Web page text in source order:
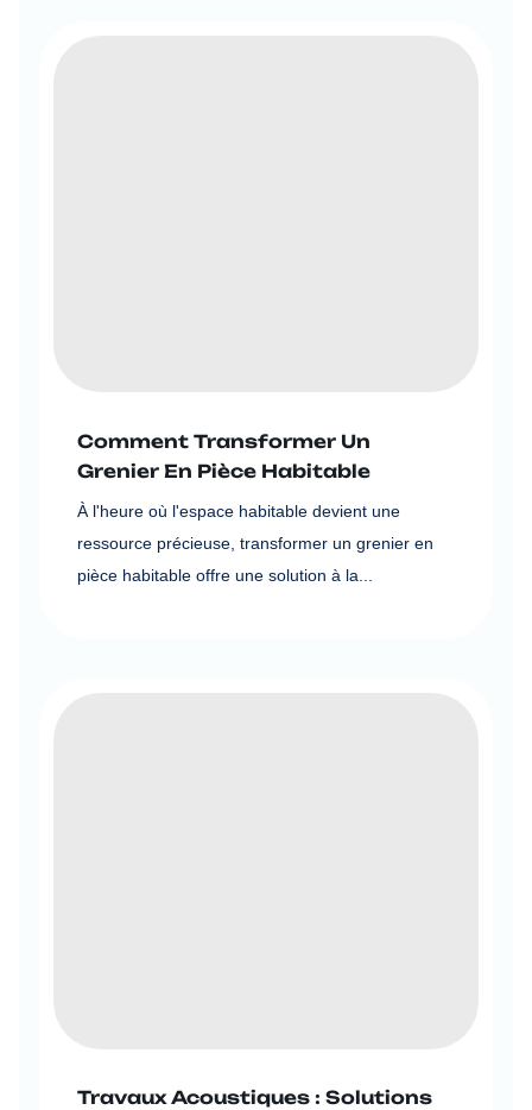
Comment Transformer Un
Grenier En Pièce Habitable
À l'heure où l'espace habitable devient une
ressource précieuse, transformer un grenier en
pièce habitable offre une solution à la...
Travaux Acoustiques : Solutions